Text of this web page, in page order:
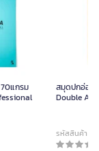
แกรม
สมุดปกอ่อน
Double A
รหัสสินค้า